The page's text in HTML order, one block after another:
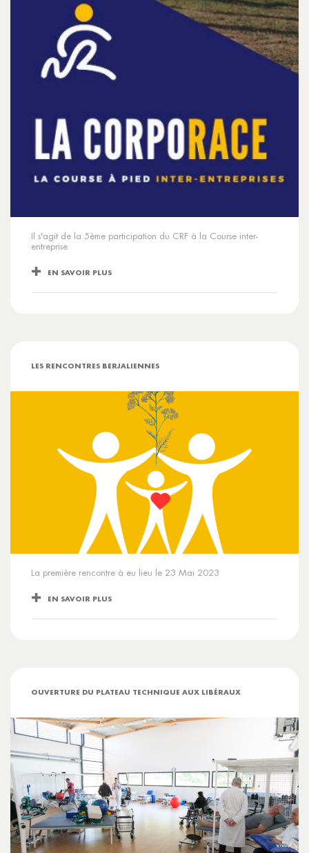
Il s'agit de la 5ème participation du CRF à la Course inter-
entreprise
EN SAVOIR PLUS
LES RENCONTRES BERJALIENNES
La première rencontre à eu lieu le 23 Mai 2023
EN SAVOIR PLUS
OUVERTURE DU PLATEAU TECHNIQUE AUX LIBÉRAUX